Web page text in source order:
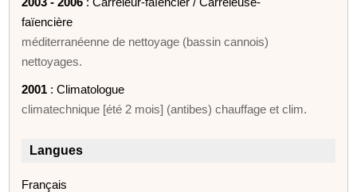
faïencière
méditerranéenne de nettoyage (bassin cannois)
nettoyages.
2001 : Climatologue
climatechnique [été 2 mois] (antibes) chauffage et clim.
Langues
Français